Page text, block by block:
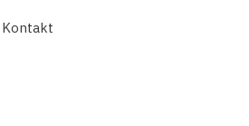
Kontakt